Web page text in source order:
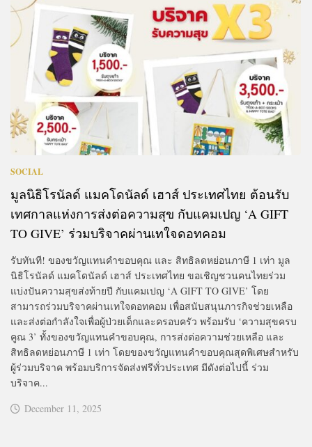
SOCIAL
มูลนิธิโรนัลด์ แมคโดนัลด์ เฮาส์ ประเทศไทย ต้อนรับ
เทศกาลแห่งการส่งต่อความสุข กับแคมเปญ ‘A GIFT
TO GIVE’ ร่วมบริจาคผ่านเทใจดอทคอม
รับทันที! ของขวัญแทนคำขอบคุณ และ สิทธิลดหย่อนภาษี 1 เท่า มูล
นิธิโรนัลด์ แมคโดนัลด์ เฮาส์ ประเทศไทย ขอเชิญชวนคนไทยร่วม
แบ่งปันความสุขส่งท้ายปี กับแคมเปญ ‘A GIFT TO GIVE’ โดย
สามารถร่วมบริจาคผ่านเทใจดอทคอม เพื่อสนับสนุนภารกิจช่วยเหลือ
และส่งต่อกำลังใจเพื่อผู้ป่วยเด็กและครอบครัว พร้อมรับ ‘ความสุขครบ
คูณ 3’ ทั้งของขวัญแทนคำขอบคุณ, การส่งต่อความช่วยเหลือ และ
สิทธิลดหย่อนภาษี 1 เท่า โดยของขวัญแทนคำขอบคุณสุดพิเศษสำหรับ
ผู้ร่วมบริจาค พร้อมบริการจัดส่งฟรีทั่วประเทศ มีดังต่อไปนี้ ร่วม
บริจาค...
December 11, 2025